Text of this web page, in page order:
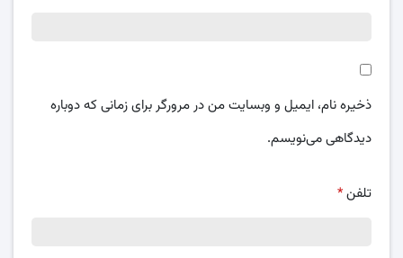
ذخیره نام، ایمیل و وبسایت من در مرورگر برای زمانی که دوباره
دیدگاهی می‌نویسم.
تلفن*